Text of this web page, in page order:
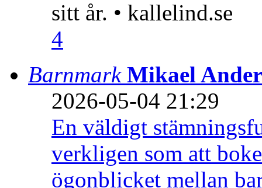
sitt år. • kallelind.se
4
Barnmark Mikael
2026-05-04 21:29
En väldigt
verkligen som att
ögonblicket mellan